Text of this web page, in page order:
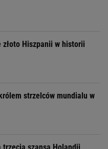
złoto Hiszpanii w historii
strzelców mundialu w